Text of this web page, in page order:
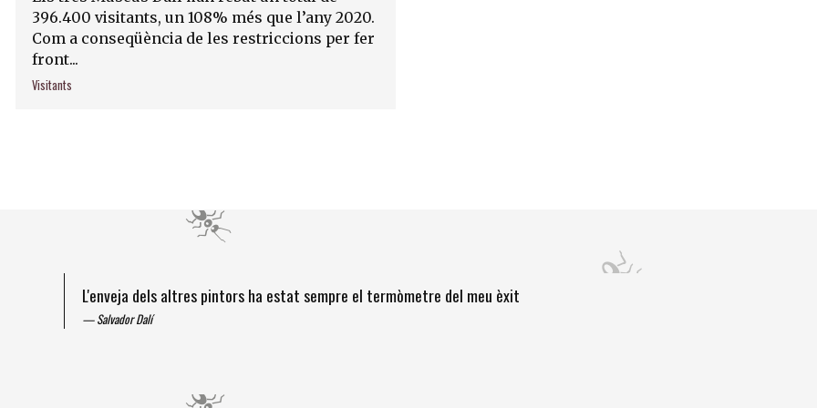
396.400 visitants, un 108% més que l’any 2020.
Com a conseqüència de les restriccions per fer
front...
Visitants
L'enveja dels altres pintors ha estat sempre el termòmetre del meu èxit
Salvador Dalí